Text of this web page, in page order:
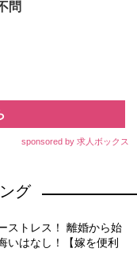
問
sponsored by 求人ボックス
グ
ストレス！ 離婚から始
いはなし！【嫁を便利